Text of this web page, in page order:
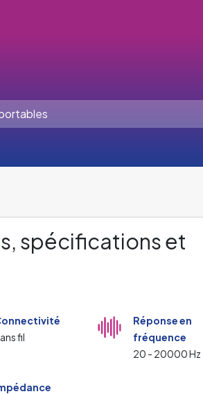
spécifications et
fil
Réponse en
fréquence
20 - 20000 Hz